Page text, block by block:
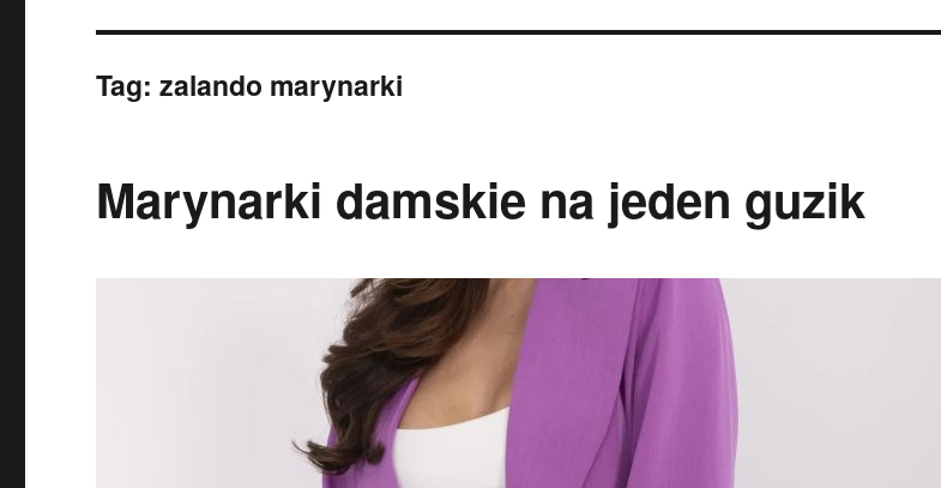
Tag:zalando marynarki
Marynarki damskie na jeden guzik